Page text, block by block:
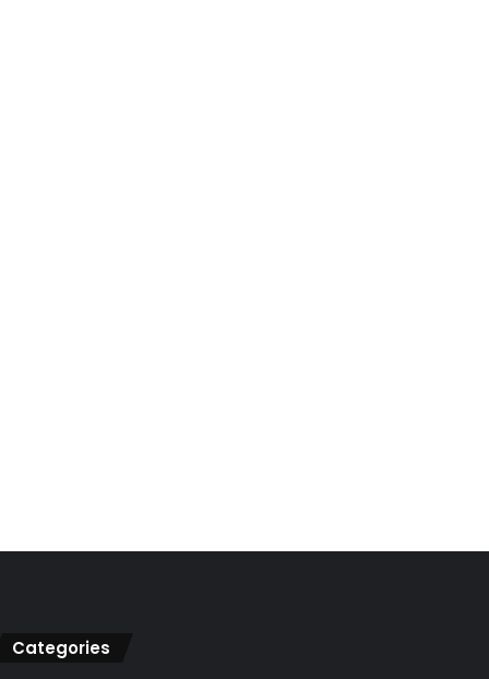
Categories